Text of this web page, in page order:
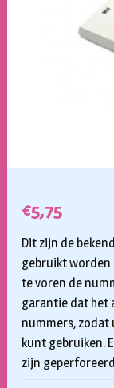
€5,75
Dit zijn de
gebruikt worden
te voren de
garantie dat het
nummers, zodat
kunt gebruiken.
zijn